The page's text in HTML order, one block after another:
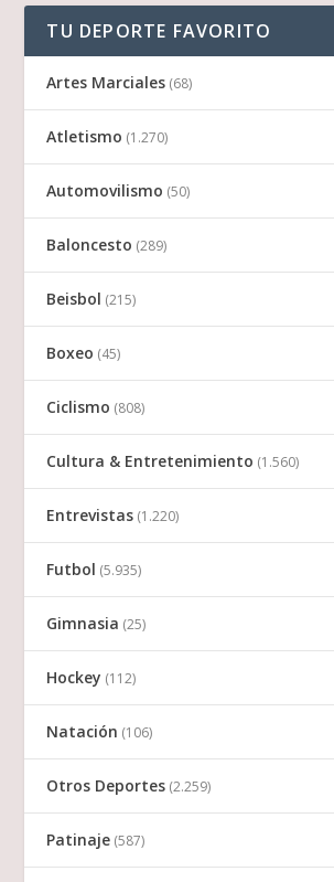
TU DEPORTE FAVORITO
Artes Marciales (68)
Atletismo (1.270)
Automovilismo (50)
Baloncesto (289)
Beisbol (215)
Boxeo (45)
Ciclismo (808)
Cultura & Entretenimiento (1.560)
Entrevistas (1.220)
Futbol (5.935)
Gimnasia (25)
Hockey (112)
Natación (106)
Otros Deportes (2.259)
Patinaje (587)